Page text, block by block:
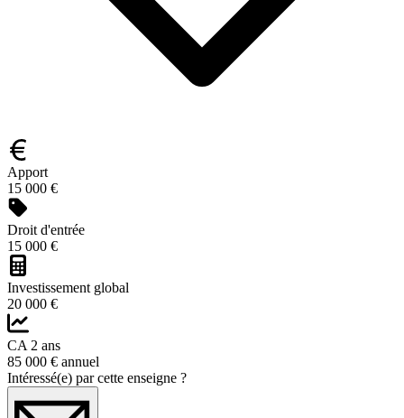
Apport
15 000 €
Droit d'entrée
15 000 €
Investissement global
20 000 €
CA 2 ans
85 000 € annuel
Intéressé(e) par cette enseigne ?